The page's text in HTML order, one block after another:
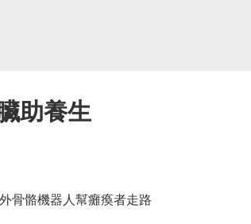
助養生
骼機器人幫癱瘓者走路